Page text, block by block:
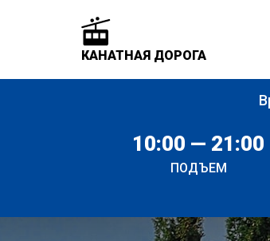
КАНАТНАЯ ДОРОГА
10:00 — 21:00
ПОДЪЕМ